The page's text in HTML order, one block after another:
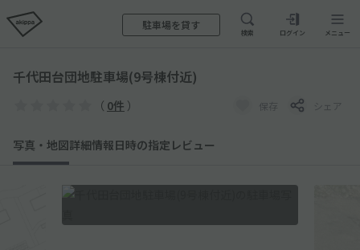
駐車場を貸す
検索 ログイン メニュー
千代田台団地駐車場(9号棟付近)
（ 0件 ） 保存 シェア
写真・地図詳細情報日時の指定 レビュー